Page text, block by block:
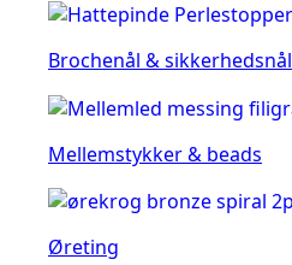
Brochenål & sikkerhedsnål
Mellemstykker & beads
Øreting